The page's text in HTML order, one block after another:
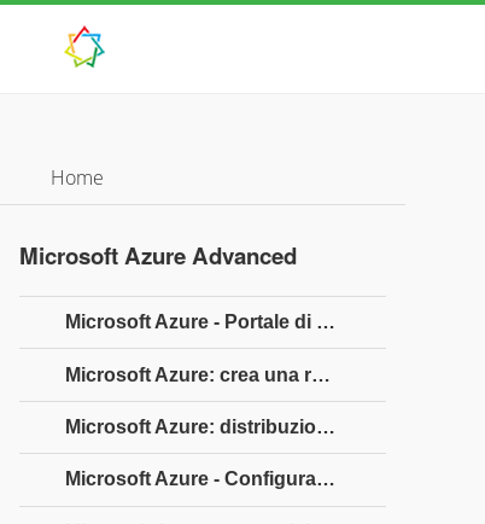
Home
Microsoft Azure Advanced
Microsoft Azure - Portale di gestione
Microsoft Azure: crea una rete virtuale
Microsoft Azure: distribuzione di macchine virtuali
Microsoft Azure - Configurazione endpoint